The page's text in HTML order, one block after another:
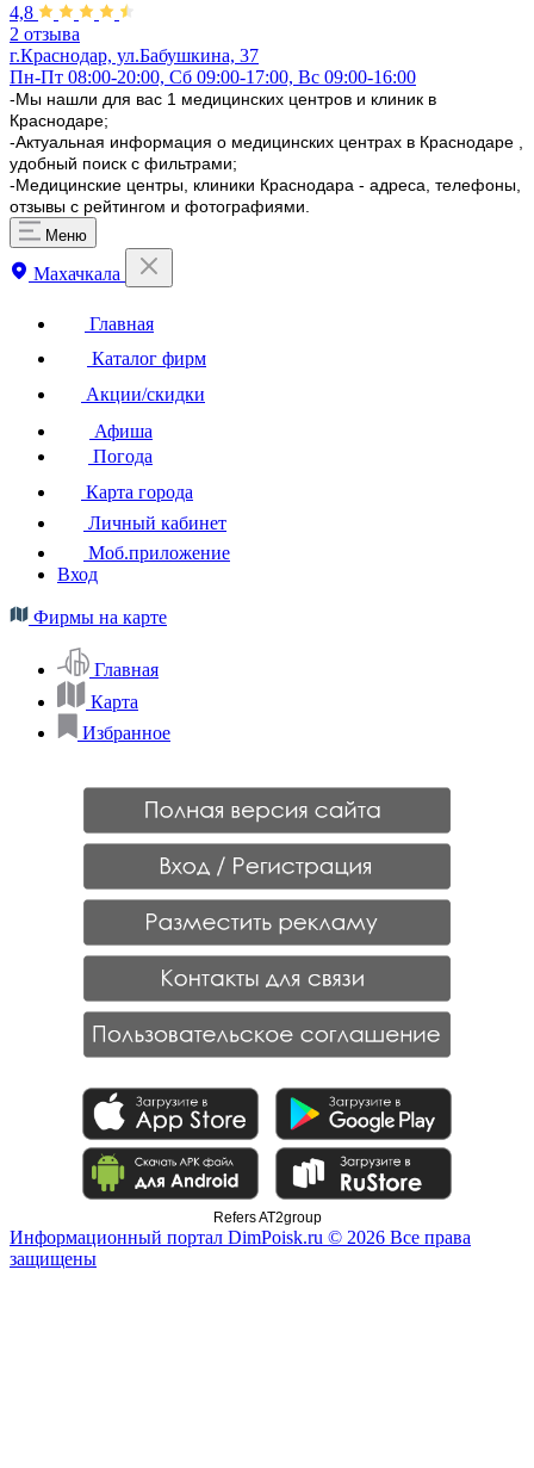
4,8
2 отзыва
г.Краснодар, ул.Бабушкина, 37
Пн-Пт 08:00-20:00, Сб 09:00-17:00, Вс 09:00-16:00
-Мы нашли для вас 1 медицинских центров и клиник в
Краснодаре;
-Актуальная информация о медицинских центрах в Краснодаре ,
удобный поиск с фильтрами;
-Медицинские центры, клиники Краснодара - адреса, телефоны,
отзывы с рейтингом и фотографиями.
Меню
Махачкала
Главная
Каталог фирм
Акции/скидки
Афиша
Погода
Карта города
Личный кабинет
Моб.приложение
Вход
Фирмы на карте
Главная
Карта
Избранное
Refers AT2group
Информационный портал DimPoisk.ru © 2026 Все права
защищены